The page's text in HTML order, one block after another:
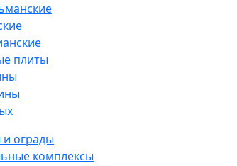
плиты
ограды
комплексы